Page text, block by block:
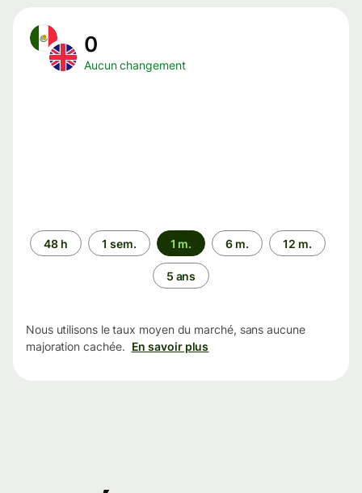
0
Aucun changement
Période
48 h 1 sem. 1 m. 6 m. 12 m.
5 ans
Nous utilisons le taux moyen du marché, sans aucune
majoration cachée. En savoir plus